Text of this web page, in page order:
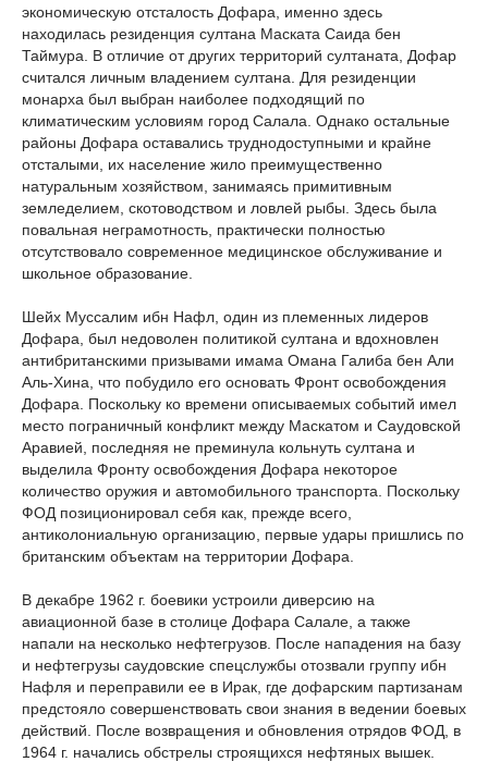
экономическую отсталость Дофара, именно здесь
находилась резиденция султана Маската Саида бен
Таймура. В отличие от других территорий султаната, Дофар
считался личным владением султана. Для резиденции
монарха был выбран наиболее подходящий по
климатическим условиям город Салала. Однако остальные
районы Дофара оставались труднодоступными и крайне
отсталыми, их население жило преимущественно
натуральным хозяйством, занимаясь примитивным
земледелием, скотоводством и ловлей рыбы. Здесь была
повальная неграмотность, практически полностью
отсутствовало современное медицинское обслуживание и
школьное образование.
Шейх Муссалим ибн Нафл, один из племенных лидеров
Дофара, был недоволен политикой султана и вдохновлен
антибританскими призывами имама Омана Галиба бен Али
Аль-Хина, что побудило его основать Фронт освобождения
Дофара. Поскольку ко времени описываемых событий имел
место пограничный конфликт между Маскатом и Саудовской
Аравией, последняя не преминула кольнуть султана и
выделила Фронту освобождения Дофара некоторое
количество оружия и автомобильного транспорта. Поскольку
ФОД позиционировал себя как, прежде всего,
антиколониальную организацию, первые удары пришлись по
британским объектам на территории Дофара.
В декабре 1962 г. боевики устроили диверсию на
авиационной базе в столице Дофара Салале, а также
напали на несколько нефтегрузов. После нападения на базу
и нефтегрузы саудовские спецслужбы отозвали группу ибн
Нафля и переправили ее в Ирак, где дофарским партизанам
предстояло совершенствовать свои знания в ведении боевых
действий. После возвращения и обновления отрядов ФОД, в
1964 г. начались обстрелы строящихся нефтяных вышек.